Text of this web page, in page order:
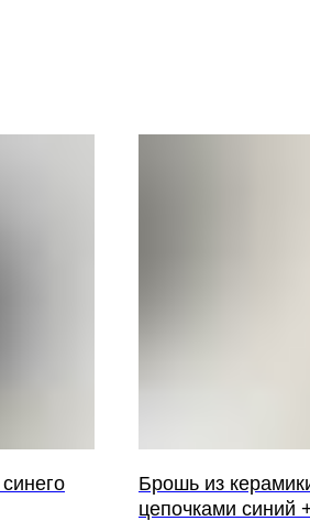
Брошь из
цепочками синий